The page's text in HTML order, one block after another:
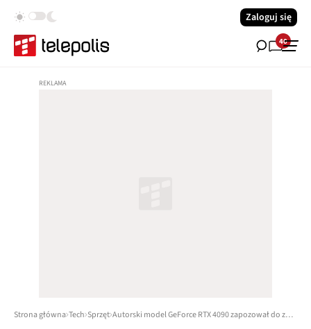
Zaloguj się
40
Strona główna Tech Sprzęt Autorski model GeForce RTX 4090 zapozował do zdjęcia